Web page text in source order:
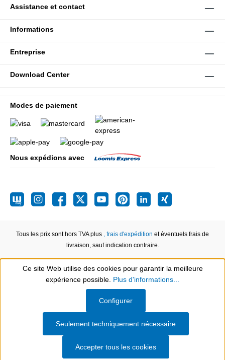
Assistance et contact
Informations
Entreprise
Download Center
Modes de paiement
Nous expédions avec
Tous les prix sont hors TVA plus , frais d'expédition et éventuels frais de
livraison, sauf indication contraire.
Ce site Web utilise des cookies pour garantir la meilleure
expérience possible. Plus d'informations...
Seulement techniquement nécessaire
Configurer
Accepter tous les cookies